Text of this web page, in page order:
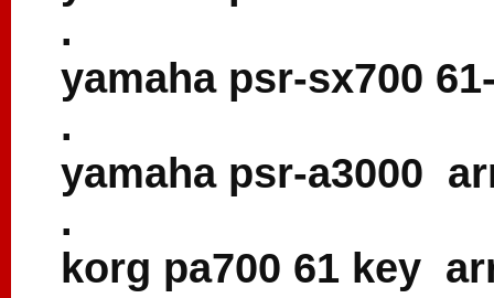
.
yamaha psr-sx700
.
yamaha psr-a3000
.
korg pa700 61 key